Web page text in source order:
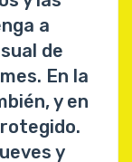
a
de
En la
y en
y